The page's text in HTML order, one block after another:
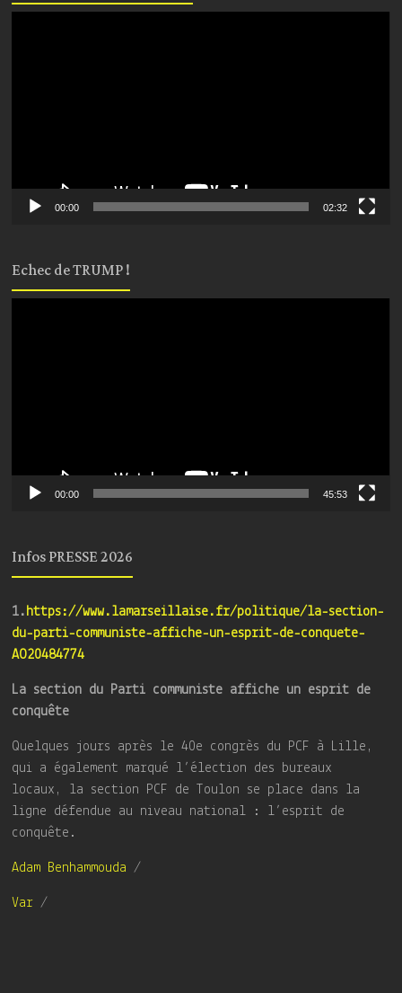
00:00 02:32
Echec de TRUMP !
00:00 45:53
Infos PRESSE 2026
1. https://www.lamarseillaise.fr/politique/la-section-
du-parti-communiste-affiche-un-esprit-de-conquete-
AO20484774
La section du Parti communiste affiche un esprit de
conquête
Quelques jours après le 40e congrès du PCF à Lille,
qui a également marqué l’élection des bureaux
locaux, la section PCF de Toulon se place dans la
ligne défendue au niveau national : l’esprit de
conquête.
Adam Benhammouda /
Var /